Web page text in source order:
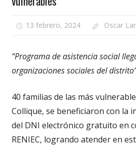
13 febrero, 2024 Oscar
“Programa de asistencia social
organizaciones sociales del
40 familias de las más
Collique, se beneficiaron con la
del DNI electrónico gratuito en
RENIEC, logrando atender en